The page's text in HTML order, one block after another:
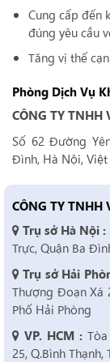
Cung cấp đến
đúng yêu cầu
Tăng vị thế
Phòng Dịch Vụ
CÔNG TY TNHH
Số 62 Đường
Đình, Hà Nội,
CÔNG TY TNHH
Trụ sở Hà Nội :
Trực, Quận Ba
Trụ sở Hải
Thượng Đoạn Xá
Phố Hải Phòng
VP. HCM :Tòa
25, Q.Bình Thạnh,